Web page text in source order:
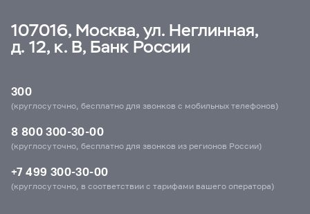
107016, Москва, ул. Неглинная,
д. 12, к. В, Банк России
300
(круглосуточно, бесплатно для звонков с мобильных телефонов)
8 800 300-30-00
(круглосуточно, бесплатно для звонков из регионов России)
+7 499 300-30-00
(круглосуточно, в соответствии с тарифами вашего оператора)